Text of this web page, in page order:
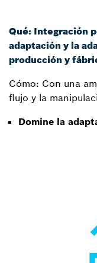
Qué: Integración
adaptación y la
producción y
Cómo: Con una
flujo y la
Domine la